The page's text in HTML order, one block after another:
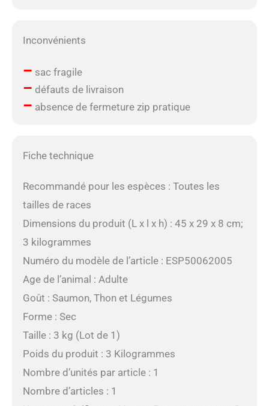
Inconvénients
– sac fragile
– défauts de livraison
– absence de fermeture zip pratique
Fiche technique
Recommandé pour les espèces : Toutes les
tailles de races
Dimensions du produit (L x l x h) : 45 x 29 x 8 cm;
3 kilogrammes
Numéro du modèle de l’article : ESP50062005
Age de l’animal : Adulte
Goût : Saumon, Thon et Légumes
Forme : Sec
Taille : 3 kg (Lot de 1)
Poids du produit : 3 Kilogrammes
Nombre d’unités par article : 1
Nombre d’articles : 1